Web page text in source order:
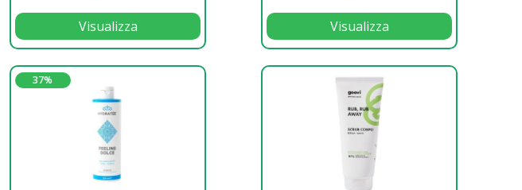
Visualizza Visualizza
37%